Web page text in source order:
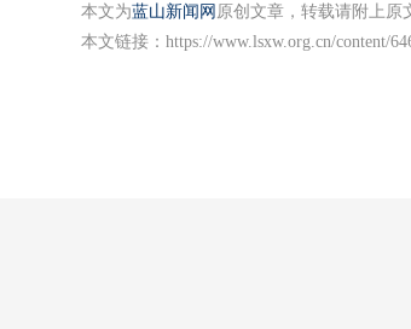
本文为蓝山新闻网 原创文章，转载请附上原
本文链接： https://www.lsxw.org.cn/content/